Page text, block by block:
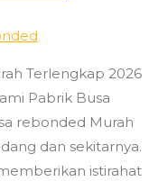
Terlengkap 2026
Pabrik Busa
rebonded Murah
dan sekitarnya.
istirahat